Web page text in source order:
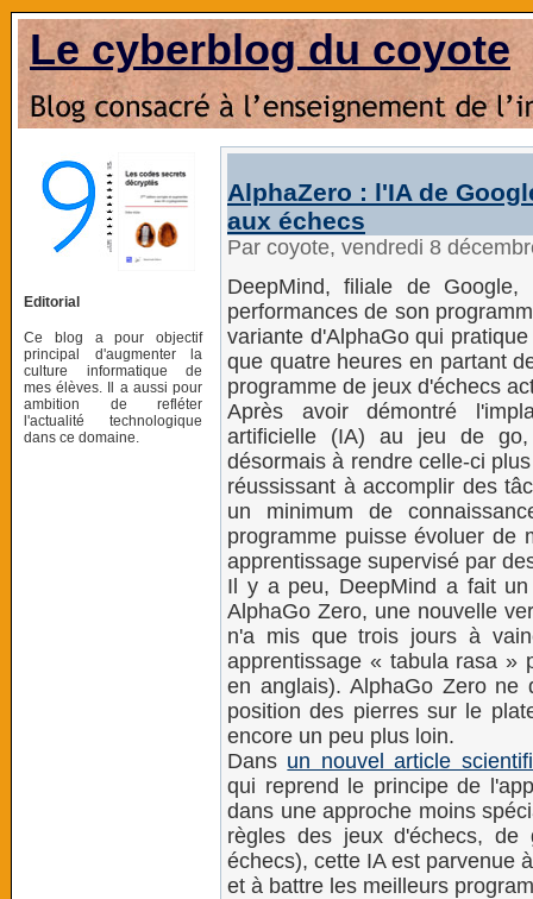
Le cyberblog du coyote
Editorial
Ce blog a pour objectif
principal d'augmenter la
culture informatique de
mes élèves. Il a aussi pour
ambition de refléter
l'actualité technologique
dans ce domaine.
AlphaZero : l'IA de
aux échecs
Par coyote, vendredi 8
DeepMind, filiale de
performances de son
variante d'AlphaGo qui
que quatre heures en partant
programme de jeux d'échecs
Après avoir démontré
artificielle (IA) au jeu de go,
désormais à rendre celle-ci
réussissant à accomplir des
un minimum de
programme puisse évoluer de
apprentissage supervisé par
Il y a peu, DeepMind a fait
AlphaGo Zero, une nouvelle
n'a mis que trois jours à
apprentissage « tabula rasa »
en anglais). AlphaGo Zero
position des pierres sur le
encore un peu plus loin.
Dans un nouvel article
qui reprend le principe de
dans une approche moins
règles des jeux d'échecs,
échecs), cette IA est parvenue
et à battre les meilleurs